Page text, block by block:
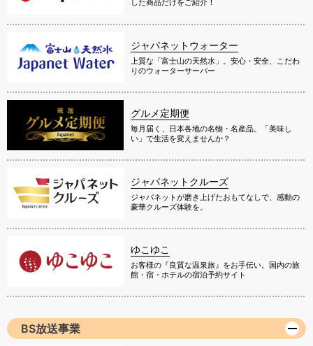
した商品だけをご紹介！
ジャパネットウォーター
上質な「富士山の天然水」。安心・安全、こだわ
りのウォーターサーバー
グルメ定期便
毎月届く、日本各地の名物・名産品。「美味し
い」で生活を変えませんか？
ジャパネットクルーズ
ジャパネットが磨き上げたおもてなしで、感動の
豪華クルーズ体験を。
ゆこゆこ
お客様の『良質な温泉旅』をお手伝い。国内の旅
館・宿・ホテルの宿泊予約サイト
BS放送事業